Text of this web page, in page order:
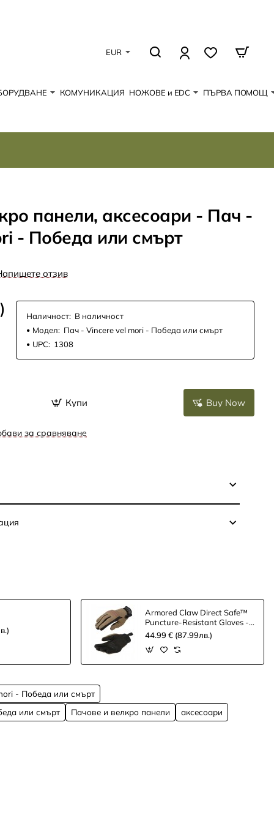
EUR
КОМУНИКАЦИЯ НОЖОВЕ и EDC ПЪРВА ПОМОЩ
панели, аксесоари - Пач -
- Победа или смърт
отзив
Наличност: В наличност
Модел: Пач - Vincere vel mori - Победа или смърт
UPC: 1308
Купи Buy Now
за сравняване
Armored Claw Direct Safe™
Puncture-Resistant Gloves -
half tan
44.99 € (87.99лв.)
- Победа или смърт
или смърт
Пачове и велкро панели аксесоари